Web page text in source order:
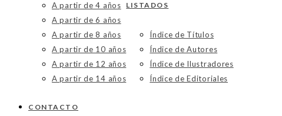
A partir de 4 años
A partir de 6 años
A partir de 8 años
A partir de 10 años
A partir de 12 años
A partir de 14 años
LISTADOS
Índice de Títulos
Índice de Autores
Índice de Ilustradores
Índice de Editoriales
CONTACTO